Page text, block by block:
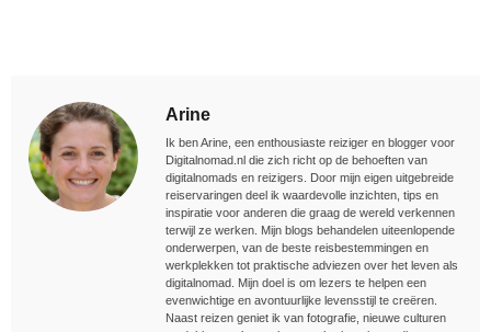
Arine
Ik ben Arine, een enthousiaste reiziger en blogger voor
Digitalnomad.nl die zich richt op de behoeften van
digitalnomads en reizigers. Door mijn eigen uitgebreide
reiservaringen deel ik waardevolle inzichten, tips en
inspiratie voor anderen die graag de wereld verkennen
terwijl ze werken. Mijn blogs behandelen uiteenlopende
onderwerpen, van de beste reisbestemmingen en
werkplekken tot praktische adviezen over het leven als
digitalnomad. Mijn doel is om lezers te helpen een
evenwichtige en avontuurlijke levensstijl te creëren.
Naast reizen geniet ik van fotografie, nieuwe culturen